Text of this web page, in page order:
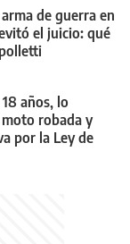
de guerra en
el juicio: qué
años, lo
robada y
por la Ley de